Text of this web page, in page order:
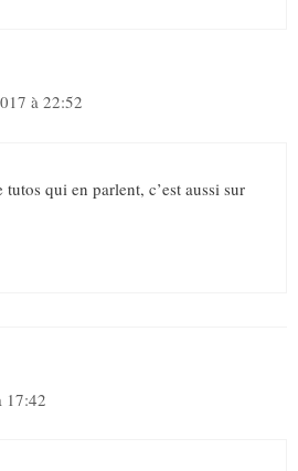
à 22:52
qui en parlent, c’est aussi sur
17:42